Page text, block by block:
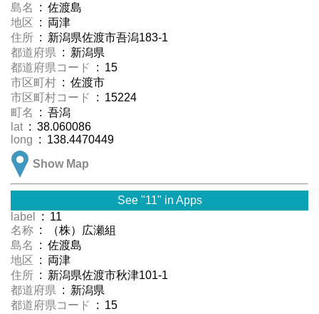
島名
: 佐渡島
地区 : 両津
住所 : 新潟県佐渡市吾潟183-1
都道府県 : 新潟県
都道府県コード
: 15
市区町村 : 佐渡市
市区町村コード
: 15224
町名
: 吾潟
lat : 38.060086
long : 138.4470449
Show Map
See "11" in Apps
label
: 11
名称 : （株）広瀬組
島名
: 佐渡島
地区 : 両津
住所 : 新潟県佐渡市秋津101-1
都道府県 : 新潟県
都道府県コード
: 15